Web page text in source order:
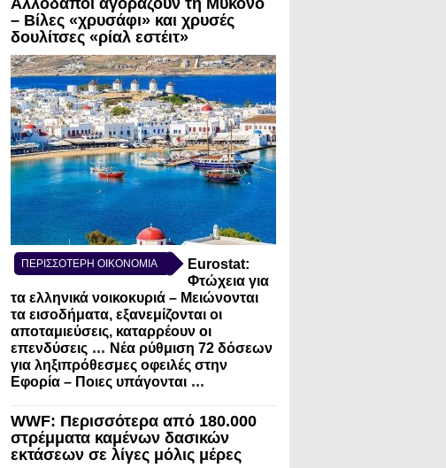
– Βίλες «χρυσάφι» και χρυσές
δουλίτσες «ρίαλ εστέιτ»
ΠΕΡΙΣΣΟΤΕΡΗ ΟΙΚΟΝΟΜΙΑ
Eurostat:
Φτώχεια για
τα ελληνικά νοικοκυριά – Μειώνονται
τα εισοδήματα, εξανεμίζονται οι
αποταμιεύσεις, καταρρέουν οι
επενδύσεις ... Νέα ρύθμιση 72 δόσεων
για ληξιπρόθεσμες οφειλές στην
Εφορία – Ποιες υπάγονται ...
WWF: Περισσότερα από 180.000
στρέμματα καμένων δασικών
εκτάσεων σε λίγες μόλις μέρες